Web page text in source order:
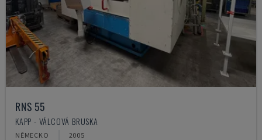
RNS 55
KAPP - VÁLCOVÁ BRUSKA
NĚMECKO 2005